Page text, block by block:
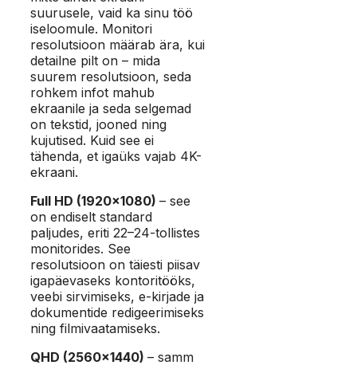
suurusele, vaid ka sinu töö
iseloomule. Monitori
resolutsioon määrab ära, kui
detailne pilt on – mida
suurem resolutsioon, seda
rohkem infot mahub
ekraanile ja seda selgemad
on tekstid, jooned ning
kujutised. Kuid see ei
tähenda, et igaüks vajab 4K-
ekraani.
Full HD (1920×1080) – see
on endiselt standard
paljudes, eriti 22–24-tollistes
monitorides. See
resolutsioon on täiesti piisav
igapäevaseks kontoritööks,
veebi sirvimiseks, e-kirjade ja
dokumentide redigeerimiseks
ning filmivaatamiseks.
QHD (2560×1440) – samm